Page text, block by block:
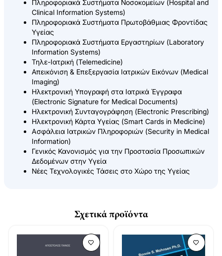
Πληροφοριακά Συστήματα Νοσοκομείων (Hospital and
Clinical Information Systems)
Πληροφοριακά Συστήματα Πρωτοβάθμιας Φροντίδας
Υγείας
Πληροφοριακά Συστήματα Εργαστηρίων (Laboratory
Information Systems)
Τηλε-Ιατρική (Telemedicine)
Απεικόνιση & Επεξεργασία Ιατρικών Εικόνων (Medical
Imaging)
Ηλεκτρονική Υπογραφή στα Ιατρικά Έγγραφα
(Electronic Signature for Medical Documents)
Ηλεκτρονική Συνταγογράφηση (Electronic Prescribing)
Ηλεκτρονική Κάρτα Υγείας (Smart Cards in Medicine)
Aσφάλεια Ιατρικών Πληροφοριών (Security in Medical
Information)
Γενικός Κανονισμός για την Προστασία Προσωπικών
Δεδομένων στην Υγεία
Νέες Τεχνολογικές Τάσεις στο Χώρο της Υγείας
Σχετικά προϊόντα